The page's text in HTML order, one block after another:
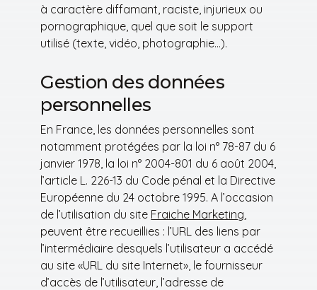
à caractère diffamant, raciste, injurieux ou
pornographique, quel que soit le support
utilisé (texte, vidéo, photographie…).
Gestion des données
personnelles
En France, les données personnelles sont
notamment protégées par la loi n° 78-87 du 6
janvier 1978, la loi n° 2004-801 du 6 août 2004,
l’article L. 226-13 du Code pénal et la Directive
Européenne du 24 octobre 1995. A l’occasion
de l’utilisation du site Fraiche Marketing
peuvent être recueillies : l’URL des liens par
l’intermédiaire desquels l’utilisateur a accédé
au site «URL du site Internet», le fournisseur
d’accès de l’utilisateur, l’adresse de